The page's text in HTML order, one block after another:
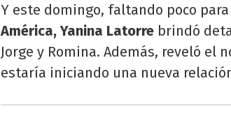
Y este domingo, faltando poco
América, Yanina Latorre brindó
Jorge y Romina. Además, reveló el
estaría iniciando una nueva